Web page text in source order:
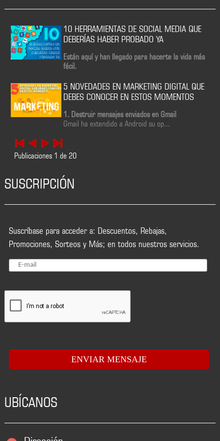
10 HERRAMIENTAS DE SOCIAL MEDIA QUE
DEBERÍAS HABER PROBADO YA
Están aquí y han llegado para hacerte la vida más
fácil.
5 NOVEDADES EN MARKETING DIGITAL QUE
DEBES CONOCER EN ESTOS MOMENTOS
1. Destruir mensajes enviados en Gmail
Gmail ha extendido a Android su op...
Publicaciones 1 de 20
SUSCRIPCIÓN
Suscríbase para acceder a: Descuentos, Rebajas,
Promociones, Sorteos y Más; en todos nuestros servicios.
UBÍCANOS